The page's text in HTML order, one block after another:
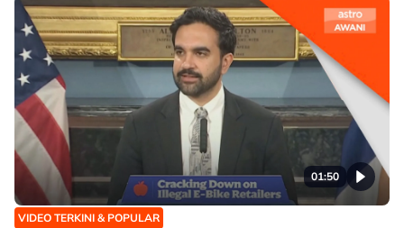
01:50
VIDEO TERKINI & POPULAR